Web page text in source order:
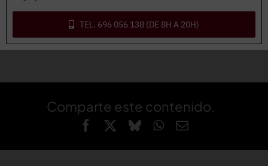
PIDE PRESUPUESTO
Comparte este contenido.
TEL. 696 056 138 (DE 8H A 20H)